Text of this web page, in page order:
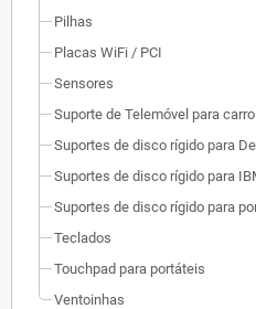
Pilhas
Placas WiFi / PCI
Sensores
Suporte de Telemóvel para carro
Suportes de disco rígido para Dell
Suportes de disco rígido para
Suportes de disco rígido para
Teclados
Touchpad para portáteis
Ventoinhas